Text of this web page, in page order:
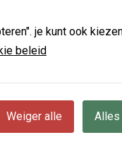
dak een breed
en zelfs
elke klant
je kunt ook
beleid
Weiger alle Alles